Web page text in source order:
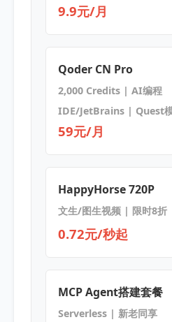
9.9元/月
Qoder CN Pro
2,000 Credits | AI编程
IDE/JetBrains | Quest
59元/月
HappyHorse 720P
文生/图生视频 | 限时8折
0.72元/秒起
MCP Agent搭建套餐
Serverless | 新老同享